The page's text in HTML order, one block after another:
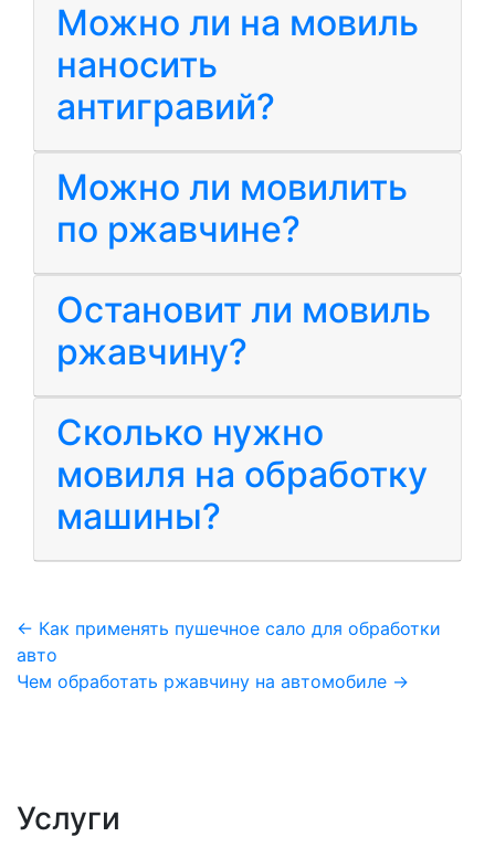
Можно ли на мовиль
наносить
антигравий?
Можно ли мовилить
по ржавчине?
Остановит ли мовиль
ржавчину?
Сколько нужно
мовиля на обработку
машины?
Навигация
по
← Как применять пушечное сало для обработки
авто
Чем обработать ржавчину на автомобиле →
Услуги